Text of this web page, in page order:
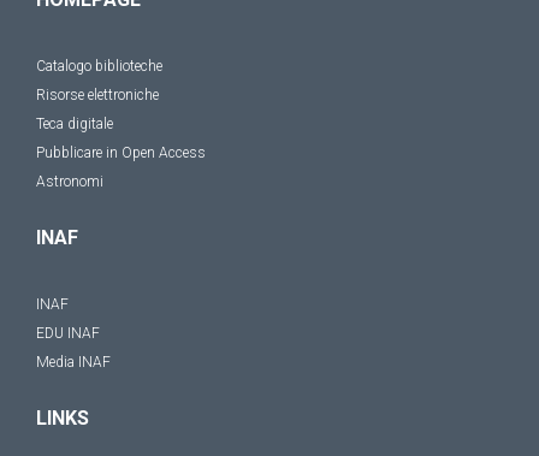
Catalogo biblioteche
Risorse elettroniche
Teca digitale
Pubblicare in Open Access
Astronomi
INAF
INAF
EDU INAF
Media INAF
LINKS